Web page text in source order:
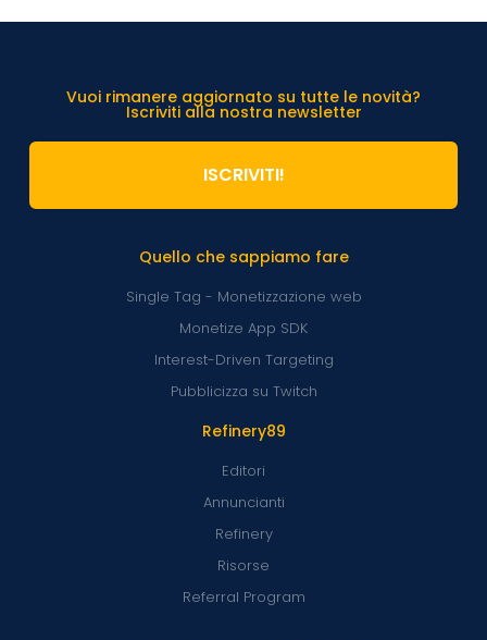
Refinery89
Editori
Annuncianti
Refinery
Risorse
Referral Program
Quello che sappiamo fare
Single Tag - Monetizzazione web
Monetize App SDK
Interest-Driven Targeting
Pubblicizza su Twitch
Vuoi rimanere aggiornato su tutte le novità?
Iscriviti alla nostra newsletter
ISCRIVITI!